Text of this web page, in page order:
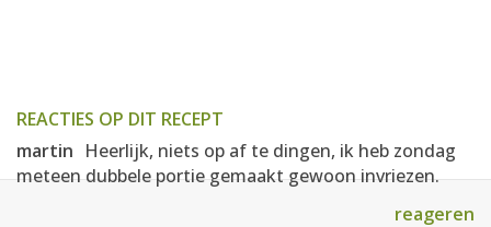
REACTIES OP DIT RECEPT
martin Heerlijk, niets op af te dingen, ik heb zondag
meteen dubbele portie gemaakt gewoon invriezen.
reageren